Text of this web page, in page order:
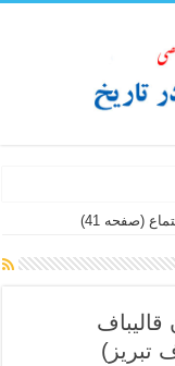
(صفحه 41)
تبریز)